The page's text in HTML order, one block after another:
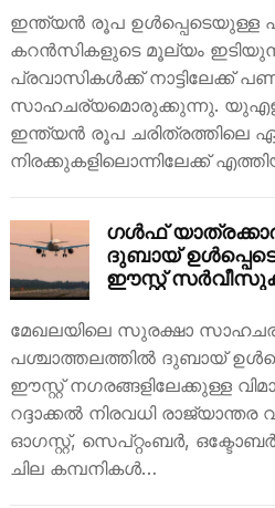
ഇന്ത്യൻ രൂപ
കറൻസികളുടെ മൂല്യം
പ്രവാസികൾക്ക്
സാഹചര്യമൊരുക്കുന്നു. യുഎഇ
ഇന്ത്യൻ രൂപ ചരിത്രത്തിലെ
നിരക്കുകളിലൊന്നിലേക്ക്
ഗൾഫ്
ദുബായ്
ഈസ്റ്റ് സർവീസുകൾ
പരിശോധിക്കൂ!
മേഖലയിലെ സുരക്ഷാ
പശ്ചാത്തലത്തിൽ ദുബായ്
ഈസ്റ്റ് നഗരങ്ങളിലേക്കുള്ള
റദ്ദാക്കൽ നിരവധി രാജ്യാന്തര
ഓഗസ്റ്റ്, സെപ്റ്റംബർ, ഒക്ടോബർ
ചില കമ്പനികൾ…